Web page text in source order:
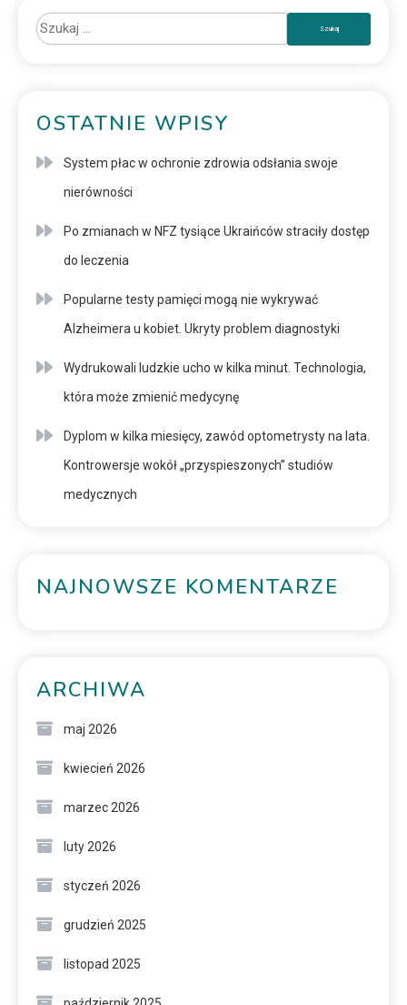
OSTATNIE WPISY
System płac w ochronie zdrowia odsłania swoje
nierówności
Po zmianach w NFZ tysiące Ukraińców straciły dostęp
do leczenia
Popularne testy pamięci mogą nie wykrywać
Alzheimera u kobiet. Ukryty problem diagnostyki
Wydrukowali ludzkie ucho w kilka minut. Technologia,
która może zmienić medycynę
Dyplom w kilka miesięcy, zawód optometrysty na lata.
Kontrowersje wokół „przyspieszonych” studiów
medycznych
NAJNOWSZE KOMENTARZE
ARCHIWA
maj 2026
kwiecień 2026
marzec 2026
luty 2026
styczeń 2026
grudzień 2025
listopad 2025